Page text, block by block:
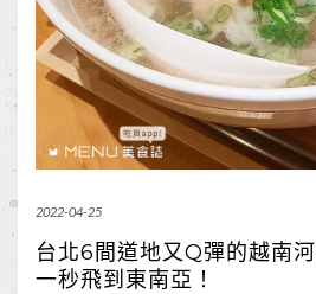
2022-04-25
台北6間道地又Q彈的越南
一秒飛到東南亞！